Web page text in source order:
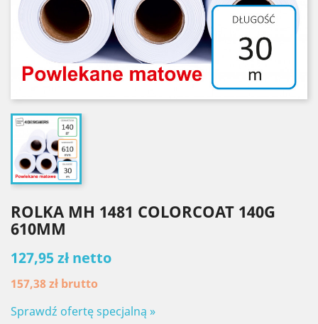
ROLKA MH 1481 COLORCOAT 140G
610MM
127,95 zł netto
157,38 zł brutto
Sprawdź ofertę specjalną »